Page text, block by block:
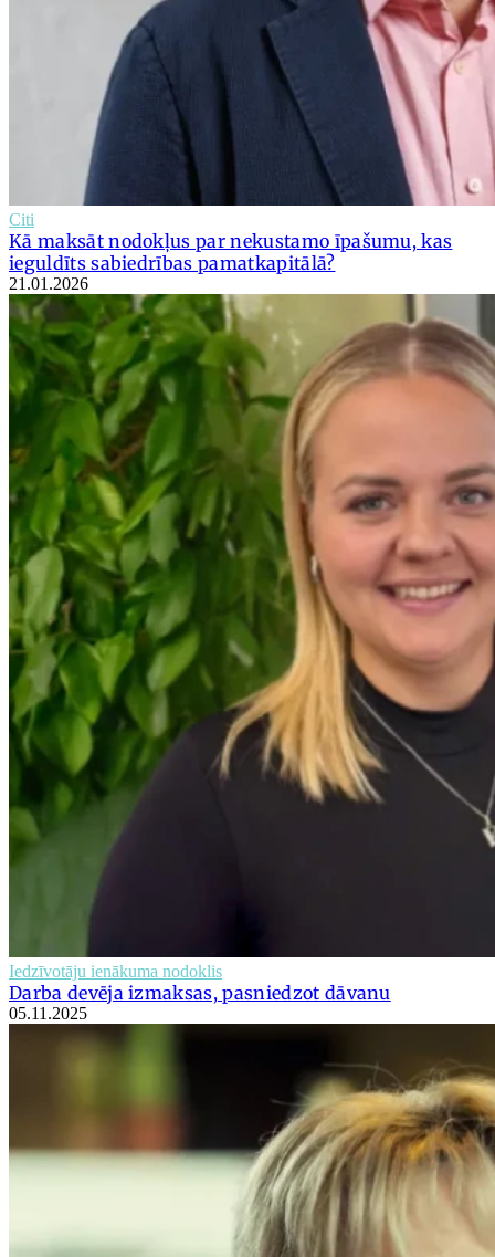
Citi
Kā maksāt nodokļus par nekustamo īpašumu, kas
ieguldīts sabiedrības pamatkapitālā?
21.01.2026
Iedzīvotāju ienākuma nodoklis
Darba devēja izmaksas, pasniedzot dāvanu
05.11.2025